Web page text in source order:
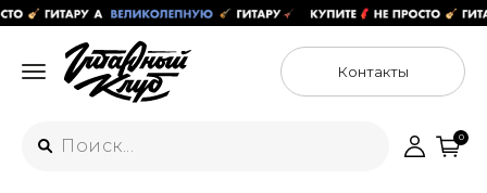
Контакты
0